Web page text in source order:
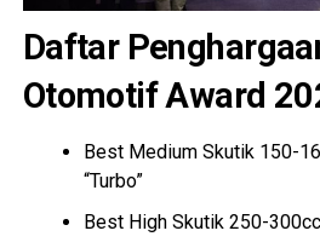
Daftar
Otomotif Award
Best Medium Skutik 150-
“Turbo”
Best High Skutik 250-